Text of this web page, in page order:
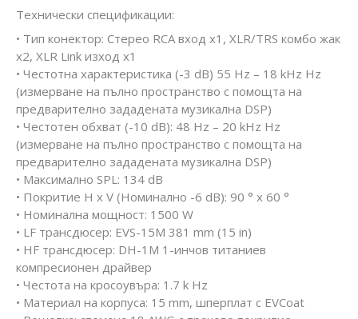
Технически спецификации:
• Тип конектор: Стерео RCA вход x1, XLR/TRS комбо жак
x2, XLR Link изход x1
• Честотна характеристика (-3 dB) 55 Hz – 18 kHz Hz
(измерване на пълно пространство с помощта на
предварително зададената музикална DSP)
• Честотен обхват (-10 dB): 48 Hz – 20 kHz Hz
(измерване на пълно пространство с помощта на
предварително зададената музикална DSP)
• Максимално SPL: 134 dB
• Покритие H x V (Номинално -6 dB): 90 ° x 60 °
• Номинална мощност: 1500 W
• LF трансдюсер: EVS-15M 381 mm (15 in)
• HF трансдюсер: DH-1M 1-инчов титаниев
компресионен драйвер
• Честота на кросоувъра: 1.7 k Hz
• Материал на корпуса: 15 mm, шперплат с EVCoat